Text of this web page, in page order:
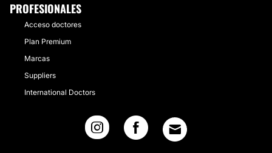
PROFESIONALES
Acceso doctores
Plan Premium
Marcas
Suppliers
International Doctors